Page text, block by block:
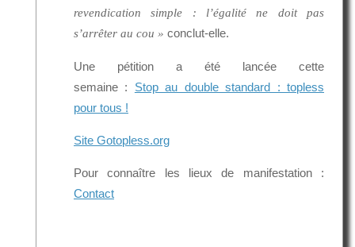
revendication simple : l’égalité ne doit pas
s’arrêter au cou » conclut-elle.
Une pétition a été lancée cette
semaine : Stop au double standard : topless
pour tous !
Site Gotopless.org
Pour connaître les lieux de manifestation :
Contact